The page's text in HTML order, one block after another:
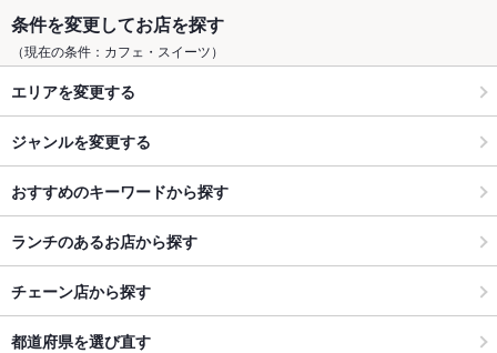
条件を変更してお店を探す
（現在の条件：カフェ・スイーツ）
エリアを変更する
ジャンルを変更する
おすすめのキーワードから探す
ランチのあるお店から探す
チェーン店から探す
都道府県を選び直す